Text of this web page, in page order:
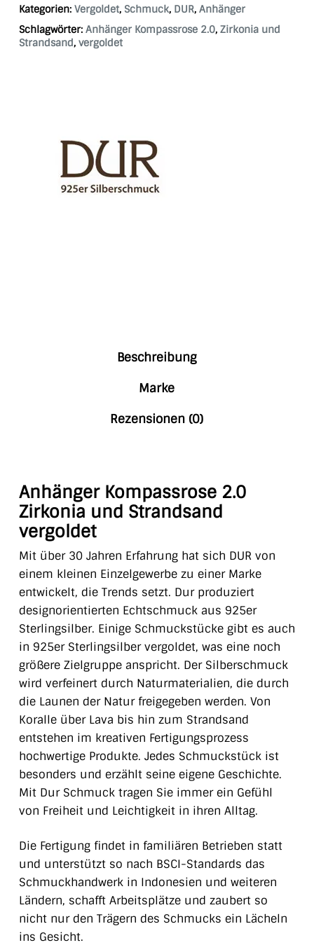
Kategorien: Vergoldet, Schmuck, DUR, Anhänger
Schlagwörter: Anhänger Kompassrose 2.0, Zirkonia und
Strandsand, vergoldet
Beschreibung
Marke
Rezensionen (0)
Anhänger Kompassrose 2.0
Zirkonia und Strandsand
vergoldet
Mit über 30 Jahren Erfahrung hat sich DUR von
einem kleinen Einzelgewerbe zu einer Marke
entwickelt, die Trends setzt. Dur produziert
designorientierten Echtschmuck aus 925er
Sterlingsilber. Einige Schmuckstücke gibt es auch
in 925er Sterlingsilber vergoldet, was eine noch
größere Zielgruppe anspricht. Der Silberschmuck
wird verfeinert durch Naturmaterialien, die durch
die Launen der Natur freigegeben werden. Von
Koralle über Lava bis hin zum Strandsand
entstehen im kreativen Fertigungsprozess
hochwertige Produkte. Jedes Schmuckstück ist
besonders und erzählt seine eigene Geschichte.
Mit Dur Schmuck tragen Sie immer ein Gefühl
von Freiheit und Leichtigkeit in ihren Alltag.
Die Fertigung findet in familiären Betrieben statt
und unterstützt so nach BSCI-Standards das
Schmuckhandwerk in Indonesien und weiteren
Ländern, schafft Arbeitsplätze und zaubert so
nicht nur den Trägern des Schmucks ein Lächeln
ins Gesicht.